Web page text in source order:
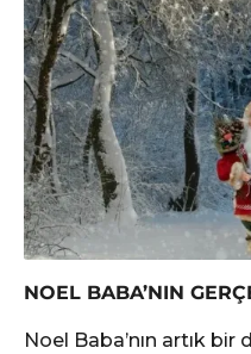
NOEL BABA’NIN
Noel Baba’nın artık